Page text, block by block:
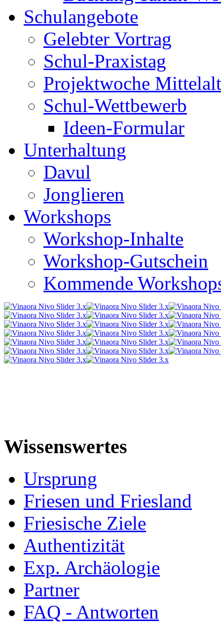
Schulangebote
Gelebter Vortrag
Schul-Praxistag
Projektwoche
Schul-Wettbewerb
Ideen-Formular
Unterhaltung
Davul
Jonglieren
Workshops
Workshop-Inhalte
Workshop-Gutschein
Kommende
Wissenswertes
Ursprung
Friesen und Friesland
Friesische Ziele
Authentizität
Exp. Archäologie
Partner
FAQ - Antworten